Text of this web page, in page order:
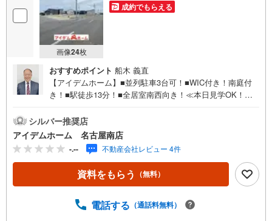
画像24枚
成約でもらえる
おすすめポイント 船木 義直
【アイデムホーム】■並列駐車3台可！■WIC付き！南庭付
き！■駅徒歩13分！■全居室南西向き！≪本日見学OK！≫
話をして頂けるとスムーズに見学のご案内ができます。ア
イデムホームは、 お客様第一での営業を心掛けており
ます！■名古屋南店ついて駐車場完備、キッズコーナーも併
設しておりますのでお子様連れでも安心してご来店下さ
い。■ご案内について現地でのお待ち合わせや、弊社までご
来店して頂きご案内も可能です。■住宅ローンについて弊社
最適な住宅ローン商品のご提案をさせて頂きます。また、
シルバー推奨店
アイデムホーム 名古屋南店
-.-- 不動産会社レビュー 4件
資料をもらう （無料）
電話する （通話料無料）